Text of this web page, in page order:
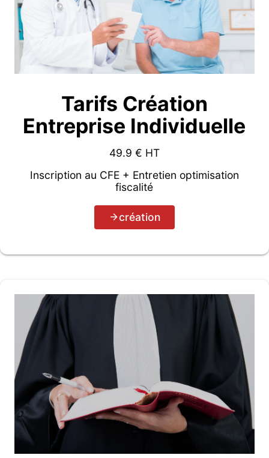
Tarifs Création
Entreprise Individuelle
49.9 € HT
Inscription au CFE + Entretien optimisation
fiscalité
création